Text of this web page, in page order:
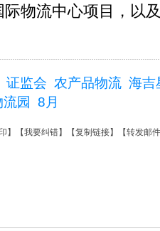
物流中心项目，以
证监会 农产品物流 海吉
流园 8月
】【我要纠错】【复制链接】【转发邮件